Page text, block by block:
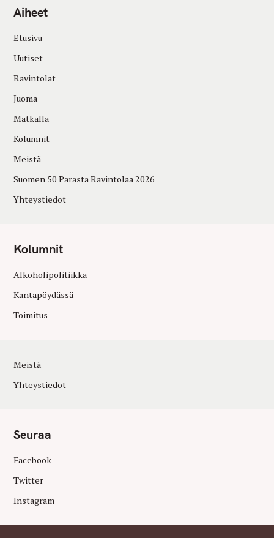
Aiheet
Etusivu
Uutiset
Ravintolat
Juoma
Matkalla
Kolumnit
Meistä
Suomen 50 Parasta Ravintolaa 2026
Yhteystiedot
Kolumnit
Alkoholipolitiikka
Kantapöydässä
Toimitus
Meistä
Yhteystiedot
Seuraa
Facebook
Twitter
Instagram